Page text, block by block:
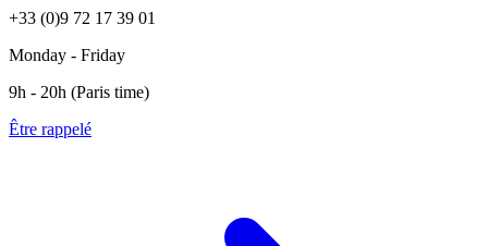
+33 (0)9 72 17 39 01
Monday - Friday
9h - 20h (Paris time)
Être rappelé